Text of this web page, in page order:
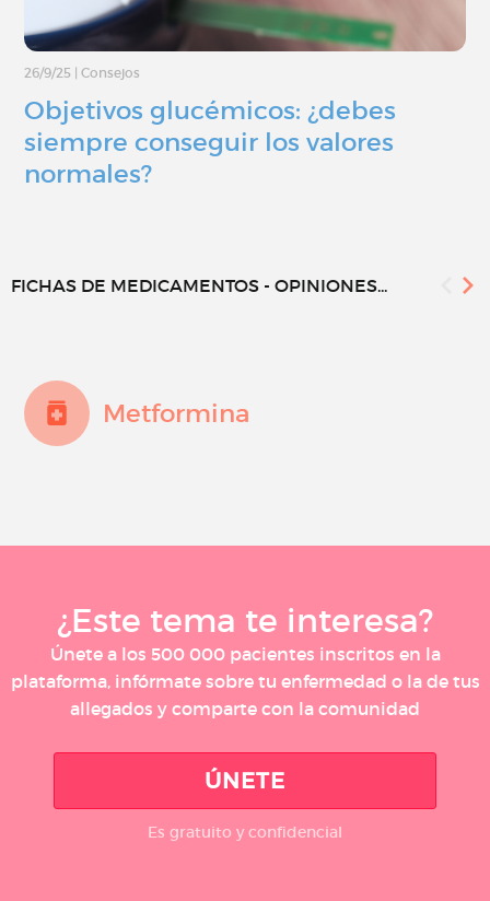
26/9/25 Consejos
Objetivos glucémicos: ¿debes
siempre conseguir los valores
normales?
FICHAS DE MEDICAMENTOS - OPINIONES...
Metformina
¿Este tema te interesa?
Únete a los 500 000 pacientes inscritos en la
plataforma, infórmate sobre tu enfermedad o la de tus
allegados y comparte con la comunidad
ÚNETE
Es gratuito y confidencial